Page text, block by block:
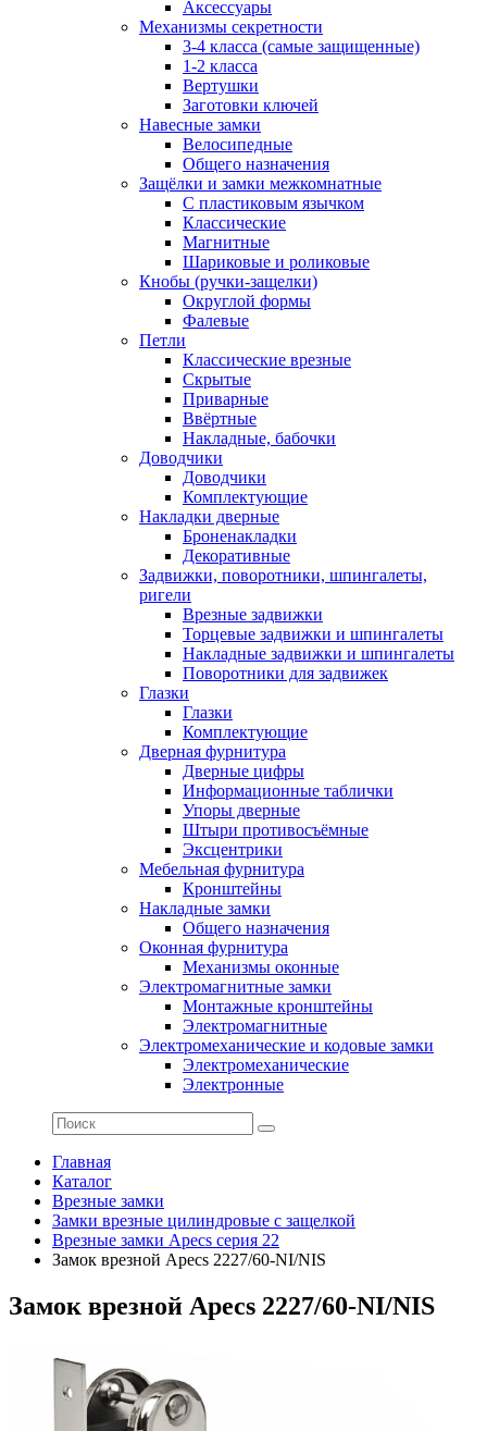
Аксессуары
Механизмы секретности
3-4 класса (самые защищенные)
1-2 класса
Вертушки
Заготовки ключей
Навесные замки
Велосипедные
Общего назначения
Защёлки и замки межкомнатные
С пластиковым язычком
Классические
Магнитные
Шариковые и роликовые
Кнобы (ручки-защелки)
Округлой формы
Фалевые
Петли
Классические врезные
Скрытые
Приварные
Ввёртные
Накладные, бабочки
Доводчики
Доводчики
Комплектующие
Накладки дверные
Броненакладки
Декоративные
Задвижки, поворотники, шпингалеты,
ригели
Врезные задвижки
Торцевые задвижки и шпингалеты
Накладные задвижки и шпингалеты
Поворотники для задвижек
Глазки
Глазки
Комплектующие
Дверная фурнитура
Дверные цифры
Информационные таблички
Упоры дверные
Штыри противосъёмные
Эксцентрики
Мебельная фурнитура
Кронштейны
Накладные замки
Общего назначения
Оконная фурнитура
Механизмы оконные
Электромагнитные замки
Монтажные кронштейны
Электромагнитные
Электромеханические и кодовые замки
Электромеханические
Электронные
Главная
Каталог
Врезные замки
Замки врезные цилиндровые с защелкой
Врезные замки Apecs серия 22
Замок врезной Apecs 2227/60-NI/NIS
Замок врезной Apecs 2227/60-NI/NIS